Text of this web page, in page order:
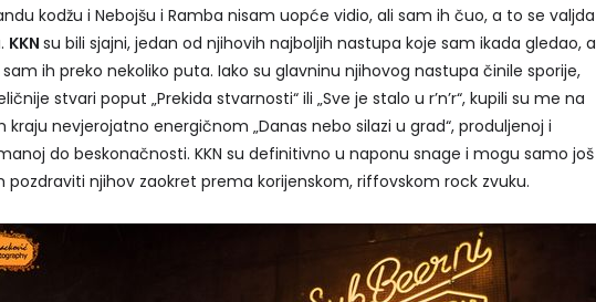
kodžu i Nebojšu i Ramba nisam uopće vidio, ali sam ih čuo, a to se valjda
KKN su bili sjajni, jedan od njihovih najboljih nastupa koje sam ikada gledao, a
ih preko nekoliko puta. Iako su glavninu njihovog nastupa činile sporije,
stvari poput „Prekida stvarnosti“ ili „Sve je stalo u r’n’r“, kupili su me na
kraju nevjerojatno energičnom „Danas nebo silazi u grad“, produljenoj i
do beskonačnosti. KKN su definitivno u naponu snage i mogu samo još
pozdraviti njihov zaokret prema korijenskom, riffovskom rock zvuku.